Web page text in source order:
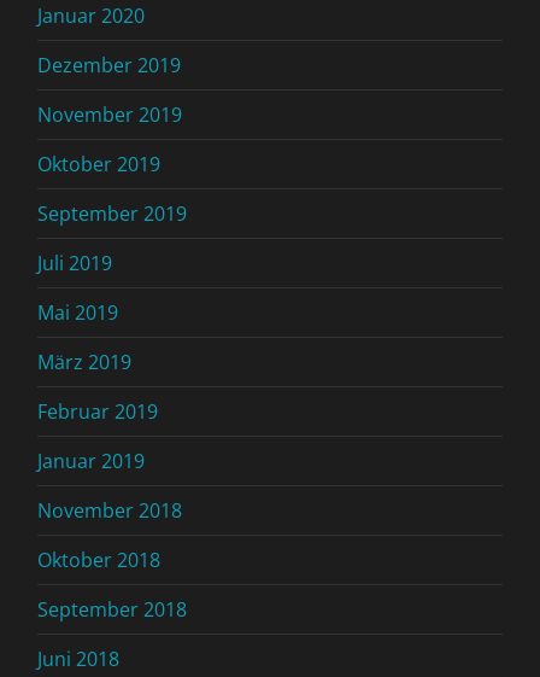
Januar 2020
Dezember 2019
November 2019
Oktober 2019
September 2019
Juli 2019
Mai 2019
März 2019
Februar 2019
Januar 2019
November 2018
Oktober 2018
September 2018
Juni 2018